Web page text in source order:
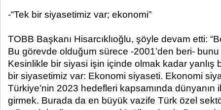
-“Tek bir siyasetimiz var; ekonomi”
TOBB Başkanı Hisarcıklıoğlu, şöyle devam etti:
Bu görevde olduğum sürece -2001’den beri-
Kesinlikle bir siyasi işin içinde olmak kadar yanlış
bir siyasetimiz var: Ekonomi siyaseti. Ekonomi
Türkiye’nin 2023 hedefleri kapsamında dünyanın
girmek. Burada da en büyük vazife Türk özel